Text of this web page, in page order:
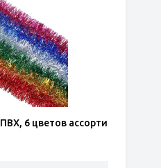
6 цветов ассорти